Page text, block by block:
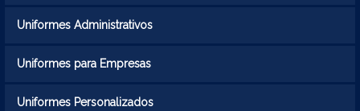
Uniformes Administrativos
Uniformes para Empresas
Uniformes Personalizados